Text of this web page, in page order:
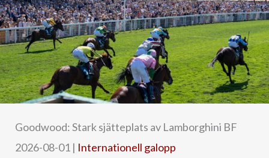
Goodwood: Stark sjätteplats av Lamborghini BF
2026-08-01 | Internationell galopp